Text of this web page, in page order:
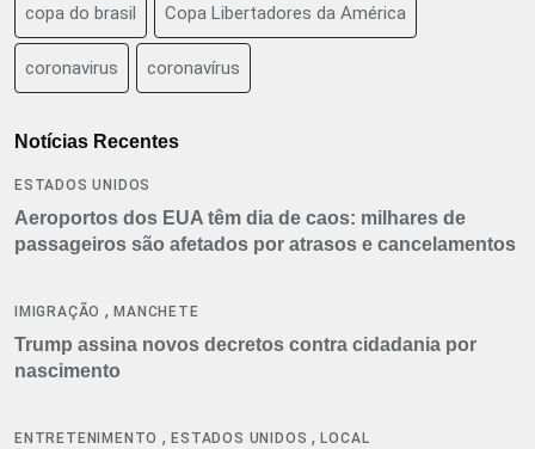
copa do brasil Copa Libertadores da América
coronavirus coronavírus
Notícias Recentes
ESTADOS UNIDOS
Aeroportos dos EUA têm dia de caos: milhares de
passageiros são afetados por atrasos e cancelamentos
IMIGRAÇÃO ,MANCHETE
Trump assina novos decretos contra cidadania por
nascimento
ENTRETENIMENTO ,ESTADOS UNIDOS ,LOCAL